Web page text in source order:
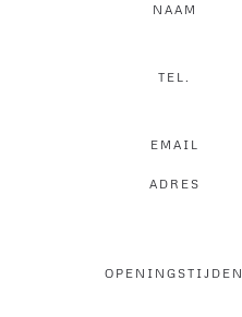
NAAM
TEL.
EMAIL
ADRES
OPENINGSTIJDEN